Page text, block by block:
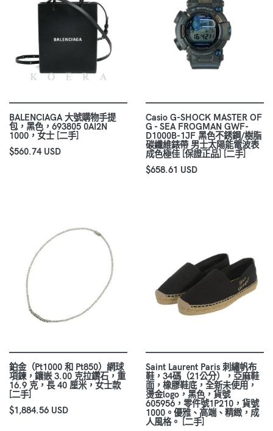
BALENCIAGA 大號購物手提
包，黑色，693805 0AI2N
1000，女士 [二手]
$560.74 USD
Casio G-SHOCK MASTER OF
G - SEA FROGMAN GWF-
D1000B-1JF 黑色不銹鋼/樹脂
碳纖維錶帶 男士太陽能電波表
成色極佳 [保證正品] [二手]
$658.61 USD
鉑金（Pt1000 和 Pt850）網球
項鍊，鑲嵌 3.00 克拉鑽石，重
16.9 克，長 40 厘米，女士款
[二手]
$1,884.56 USD
Saint Laurent Paris 刺繡帆布
鞋，34碼（21公分），亞麻鞋
面，橡膠鞋底，全新未使用，
燙金logo，黑色，貨號
605956，零件號1P210，貨號
1000。優雅、高端、精緻，成
人風格。 [二手]